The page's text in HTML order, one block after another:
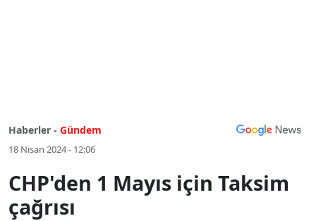
Haberler - Gündem
18 Nisan 2024 - 12:06
CHP'den 1 Mayıs için Taksim
çağrısı